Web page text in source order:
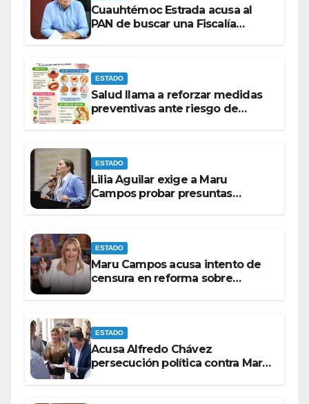
Cuauhtémoc Estrada acusa al
PAN de buscar una Fiscalía
ESTADO
Salud llama a reforzar medidas
preventivas ante riesgo de
ESTADO
Lilia Aguilar exige a Maru
Campos probar presuntas
ESTADO
Maru Campos acusa intento de
censura en reforma sobre
ESTADO
Acusa Alfredo Chávez
persecución política contra Maru